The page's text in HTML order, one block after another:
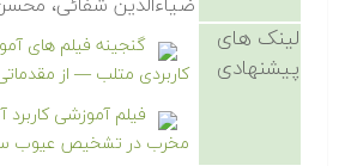
ضیاءالدین شفائی،
لینک های
پیشنهادی
گنجینه فیلم های
کاربردی متلب — از
فیلم آموزشی کاربرد
مخرب در تشخیص عیوب